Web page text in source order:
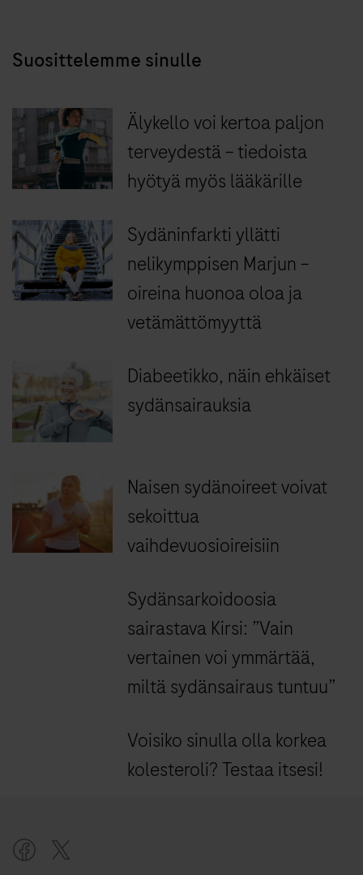
Suosittelemme sinulle
Älykello voi kertoa paljon
terveydestä – tiedoista
hyötyä myös lääkärille
Sydäninfarkti yllätti
nelikymppisen Marjun –
oireina huonoa oloa ja
vetämättömyyttä
Diabeetikko, näin ehkäiset
sydänsairauksia
Naisen sydänoireet voivat
sekoittua
vaihdevuosioireisiin
Sydänsarkoidoosia
sairastava Kirsi: ”Vain
vertainen voi ymmärtää,
miltä sydänsairaus tuntuu”
Voisiko sinulla olla korkea
kolesteroli? Testaa itsesi!